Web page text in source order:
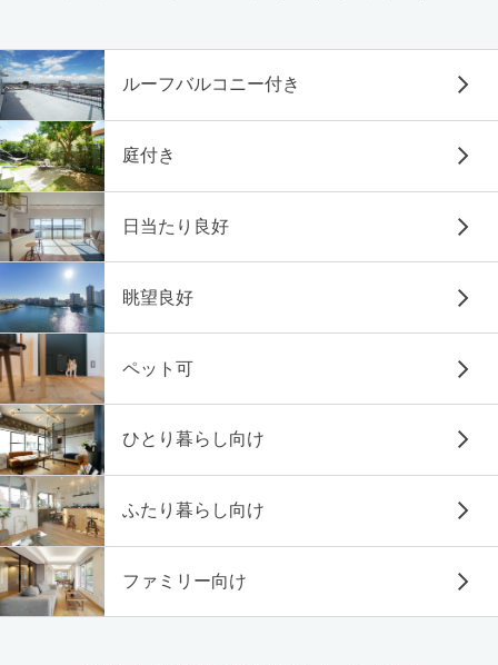
ルーフバルコニー付き
庭付き
日当たり良好
眺望良好
ペット可
ひとり暮らし向け
ふたり暮らし向け
ファミリー向け